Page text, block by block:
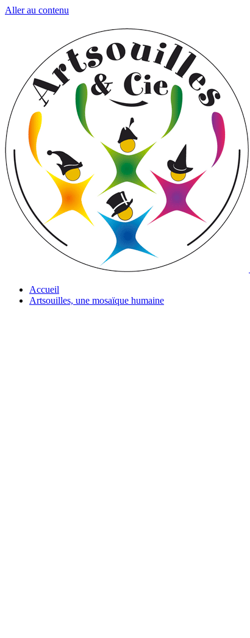
Aller au contenu
Accueil
Artsouilles, une mosaïque humaine